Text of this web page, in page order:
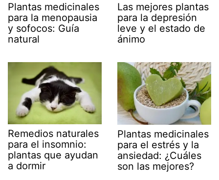
Plantas medicinales
para la menopausia
y sofocos: Guía
natural
Las mejores plantas
para la depresión
leve y el estado de
ánimo
Remedios naturales
para el insomnio:
plantas que ayudan
a dormir
Plantas medicinales
para el estrés y la
ansiedad: ¿Cuáles
son las mejores?